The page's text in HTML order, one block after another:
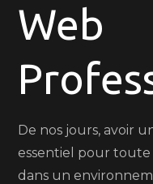
Web
Web
De nos jours, avoir
essentiel pour
dans un